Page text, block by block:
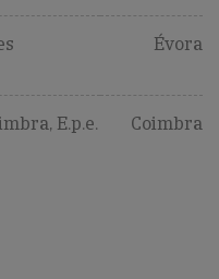
Évora
E.p.e. Coimbra